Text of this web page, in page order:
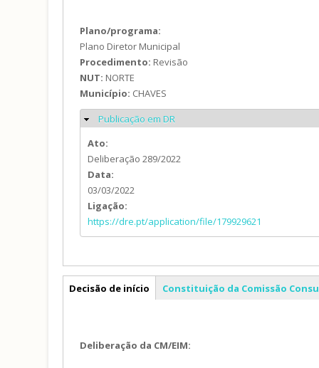
Plano/programa:
Plano Diretor Municipal
Procedimento: Revisão
NUT: NORTE
Município: CHAVES
Ocultar
Publicação em DR
Ato:
Deliberação 289/2022
Data:
03/03/2022
Ligação:
https://dre.pt/application/file/179929621
PDM
Decisão de início Constituição da Comissão
Deliberação da CM/EIM: